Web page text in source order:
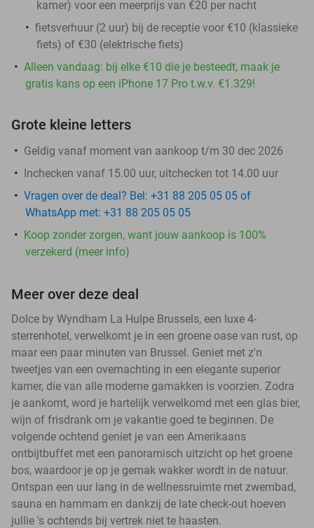
kamer) voor een meerprijs van €20 per nacht
fietsverhuur (2 uur) bij de receptie voor €10 (klassieke
fiets) of €30 (elektrische fiets)
Alleen vandaag: bij elke €10 die je besteedt, maak je
gratis kans op een iPhone 17 Pro t.w.v. €1.329!
Grote kleine letters
Geldig vanaf moment van aankoop t/m 30 dec 2026
Inchecken vanaf 15.00 uur, uitchecken tot 14.00 uur
Vragen over de deal? Bel: +31 88 205 05 05 of
WhatsApp met: +31 88 205 05 05
Koop zonder zorgen, want jouw aankoop is 100%
verzekerd (meer info)
Meer over deze deal
Dolce by Wyndham La Hulpe Brussels, een luxe 4-
sterrenhotel, verwelkomt je in een groene oase van rust, op
maar een paar minuten van Brussel. Geniet met z'n
tweetjes van een overnachting in een elegante superior
kamer, die van alle moderne gamakken is voorzien. Zodra
je aankomt, word je hartelijk verwelkomd met een glas bier,
wijn of frisdrank om je vakantie goed te beginnen. De
volgende ochtend geniet je van een Amerikaans
ontbijtbuffet met een panoramisch uitzicht op het groene
bos, waardoor je op je gemak wakker wordt in de natuur.
Ontspan een uur lang in de wellnessruimte met zwembad,
sauna en hammam en dankzij de late check-out hoeven
jullie 's ochtends bij vertrek niet te haasten.